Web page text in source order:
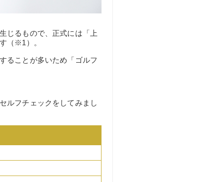
じるもので、正式には「上
（※1）。
ることが多いため「ゴルフ
ルフチェックをしてみまし